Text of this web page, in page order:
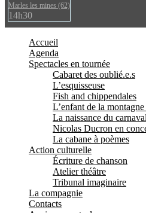
Marles les mines (62)
14h30
Accueil
Agenda
Spectacles en tournée
Cabaret des oublié.e.s
L’esquisseuse
Fish and chippendales
L’enfant de la
La naissance du carnaval
Nicolas Ducron en
La cabane à poèmes
Action culturelle
Écriture de chanson
Atelier théâtre
Tribunal imaginaire
La compagnie
Contacts